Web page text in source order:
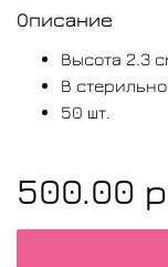
Описание
Высота 2.3
В
50 шт.
500.00